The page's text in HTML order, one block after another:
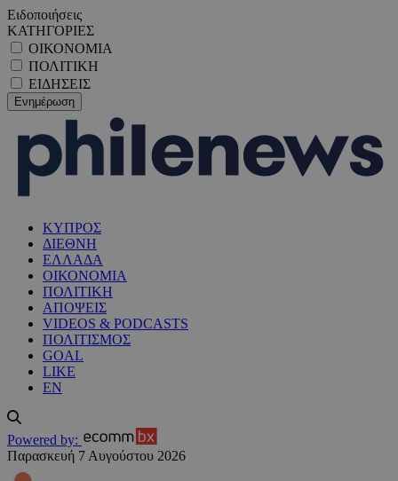
Ειδοποιήσεις
ΚΑΤΗΓΟΡΙΕΣ
ΟΙΚΟΝΟΜΙΑ
ΠΟΛΙΤΙΚΗ
ΕΙΔΗΣΕΙΣ
ΚΥΠΡΟΣ
ΔΙΕΘΝΗ
ΕΛΛΑΔΑ
ΟΙΚΟΝΟΜΙΑ
ΠΟΛΙΤΙΚΗ
ΑΠΟΨΕΙΣ
VIDEOS & PODCASTS
ΠΟΛΙΤΙΣΜΟΣ
GOAL
LIKE
EN
Powered by:
Παρασκευή 7 Αυγούστου 2026